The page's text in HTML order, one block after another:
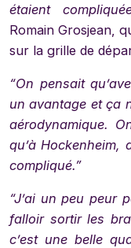
étaient
Romain Grosjean,
sur la grille de
“On pensait
un avantage et ça
aérodynamique.
qu’à Hockenheim,
compliqué.”
“J’ai un peu peur
falloir sortir les
c’est une belle